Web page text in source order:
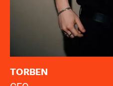
TORBEN